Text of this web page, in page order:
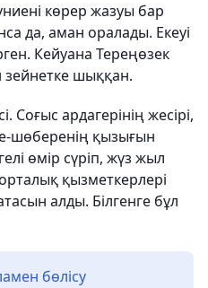
көрер жазуы бар
да, аман оралады. Екеуі
Кейуана Тереңөзек
зейнетке шыққан.
Соғыс ардагерінің жесірі,
шөберенің қызығын
өмір сүріп, жүз жыл
қызметкерлері
алды. Білгенге бұл
бөлісу